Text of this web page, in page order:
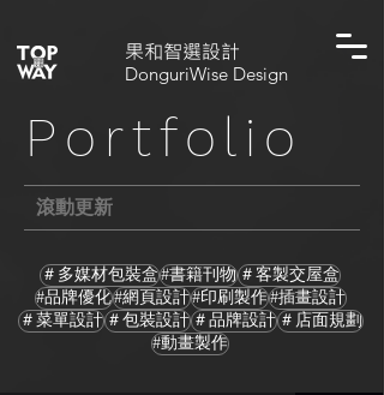
​果和智選設計
DonguriWise Design
Portfolio
滾動更新
＃多媒材包裝盒#書籍刊物＃客製交屋盒
#品牌優化#網頁設計#印刷製作#插畫設計
＃菜單設計＃包裝設計＃品牌設計＃店面規劃
#動畫製作